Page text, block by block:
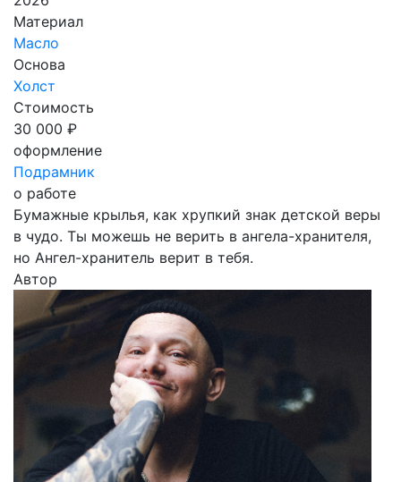
Материал
Масло
Основа
Холст
Стоимость
30 000 ₽
оформление
Подрамник
о работе
Бумажные крылья, как хрупкий знак детской веры
в чудо. Ты можешь не верить в ангела-хранителя,
но Ангел-хранитель верит в тебя.
Автор